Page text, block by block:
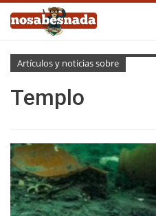
Artículos y noticias sobre
Templo